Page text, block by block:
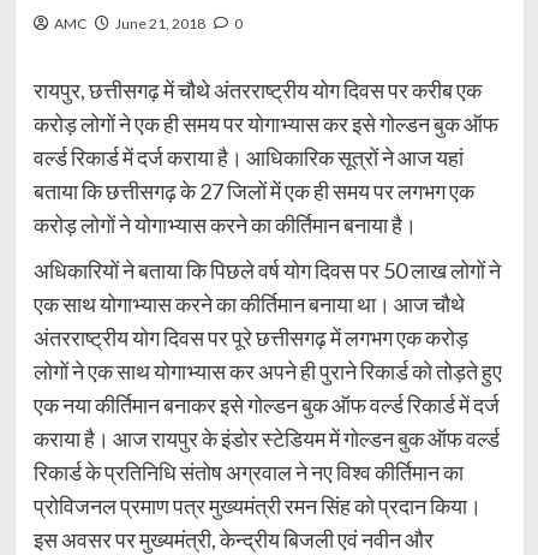
AMC June 21, 2018 0
रायपुर, छत्तीसगढ़ में चौथे अंतरराष्ट्रीय योग दिवस पर करीब एक
करोड़ लोगों ने एक ही समय पर योगाभ्यास कर इसे गोल्डन बुक ऑफ
वर्ल्ड रिकार्ड में दर्ज कराया है। आधिकारिक सूत्रों ने आज यहां
बताया कि छत्तीसगढ़ के 27 जिलों में एक ही समय पर लगभग एक
करोड़ लोगों ने योगाभ्यास करने का कीर्तिमान बनाया है।
अधिकारियों ने बताया कि पिछले वर्ष योग दिवस पर 50 लाख लोगों ने
एक साथ योगाभ्यास करने का कीर्तिमान बनाया था। आज चौथे
अंतरराष्ट्रीय योग दिवस पर पूरे छत्तीसगढ़ में लगभग एक करोड़
लोगों ने एक साथ योगाभ्यास कर अपने ही पुराने रिकार्ड को तोड़ते हुए
एक नया कीर्तिमान बनाकर इसे गोल्डन बुक ऑफ वर्ल्ड रिकार्ड में दर्ज
कराया है। आज रायपुर के इंडोर स्टेडियम में गोल्डन बुक ऑफ वर्ल्ड
रिकार्ड के प्रतिनिधि संतोष अग्रवाल ने नए विश्व कीर्तिमान का
प्रोविजनल प्रमाण पत्र मुख्यमंत्री रमन सिंह को प्रदान किया।
इस अवसर पर मुख्यमंत्री, केन्द्रीय बिजली एवं नवीन और